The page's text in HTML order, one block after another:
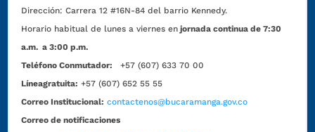
Dirección:Carrera 12 #16N-84 del barrio Kennedy.
Horario habitual de lunes a viernes en jornada continua de 7:30
a.m. a 3:00 p.m.
Teléfono Conmutador:
+57 (607) 633 70 00
Líneagratuita: +57 (607) 652 55 55
Correo Institucional: contactenos@bucaramanga.gov.co
Correo de notificaciones